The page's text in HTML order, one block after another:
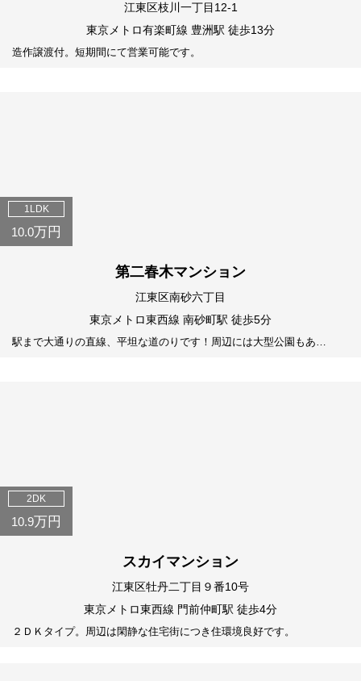
江東区枝川一丁目12-1
東京メトロ有楽町線 豊洲駅 徒歩13分
造作譲渡付。短期間にて営業可能です。
1LDK
10.0万円
第二春木マンション
江東区南砂六丁目
東京メトロ東西線 南砂町駅 徒歩5分
駅まで大通りの直線、平坦な道のりです！周辺には大型公園もあ…
2DK
10.9万円
スカイマンション
江東区牡丹二丁目９番10号
東京メトロ東西線 門前仲町駅 徒歩4分
２ＤＫタイプ。周辺は閑静な住宅街につき住環境良好です。